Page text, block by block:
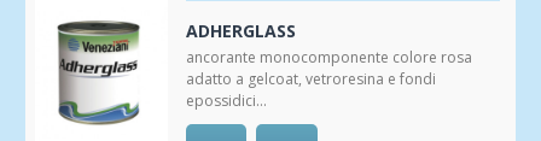
ADHERGLASS
ancorante monocomponente colore rosa
adatto a gelcoat, vetroresina e fondi
epossidici...